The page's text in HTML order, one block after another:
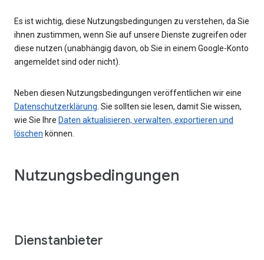
Es ist wichtig, diese Nutzungsbedingungen zu verstehen, da Sie
ihnen zustimmen, wenn Sie auf unsere Dienste zugreifen oder
diese nutzen (unabhängig davon, ob Sie in einem Google-Konto
angemeldet sind oder nicht).
Neben diesen Nutzungsbedingungen veröffentlichen wir eine
Datenschutzerklärung . Sie sollten sie lesen, damit Sie wissen,
wie Sie Ihre Daten aktualisieren, verwalten, exportieren und
löschen können.
Nutzungsbedingungen
Dienstanbieter